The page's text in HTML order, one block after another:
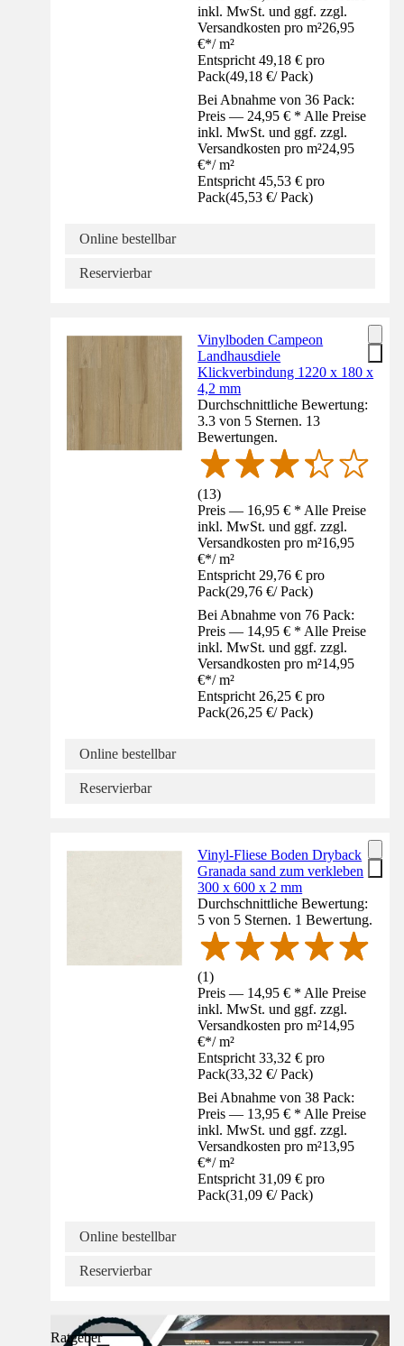
inkl. MwSt. und ggf. zzgl.
Versandkosten pro m²26,95
€*/ m²
Entspricht 49,18 € pro
Pack(49,18 €/ Pack)
Bei Abnahme von 36 Pack:
Preis — 24,95 € * Alle Preise
inkl. MwSt. und ggf. zzgl.
Versandkosten pro m²24,95
€*/ m²
Entspricht 45,53 € pro
Pack(45,53 €/ Pack)
Online bestellbar
Reservierbar
Vinylboden Campeon
Landhausdiele
Klickverbindung 1220 x 180 x
4,2 mm
Durchschnittliche Bewertung:
3.3 von 5 Sternen. 13
Bewertungen.
(13)
Preis — 16,95 € * Alle Preise
inkl. MwSt. und ggf. zzgl.
Versandkosten pro m²16,95
€*/ m²
Entspricht 29,76 € pro
Pack(29,76 €/ Pack)
Bei Abnahme von 76 Pack:
Preis — 14,95 € * Alle Preise
inkl. MwSt. und ggf. zzgl.
Versandkosten pro m²14,95
€*/ m²
Entspricht 26,25 € pro
Pack(26,25 €/ Pack)
Online bestellbar
Reservierbar
Vinyl-Fliese Boden Dryback
Granada sand zum verkleben
300 x 600 x 2 mm
Durchschnittliche Bewertung:
5 von 5 Sternen. 1 Bewertung.
(1)
Preis — 14,95 € * Alle Preise
inkl. MwSt. und ggf. zzgl.
Versandkosten pro m²14,95
€*/ m²
Entspricht 33,32 € pro
Pack(33,32 €/ Pack)
Bei Abnahme von 38 Pack:
Preis — 13,95 € * Alle Preise
inkl. MwSt. und ggf. zzgl.
Versandkosten pro m²13,95
€*/ m²
Entspricht 31,09 € pro
Pack(31,09 €/ Pack)
Online bestellbar
Reservierbar
Ratgeber